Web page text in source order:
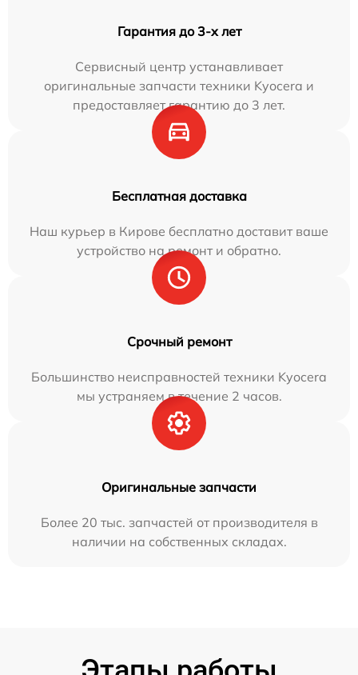
Гарантия до 3-х лет
Сервисный центр устанавливает
оригинальные запчасти техники Kyocera и
предоставляет гарантию до 3 лет.
Бесплатная доставка
Наш курьер в Кирове бесплатно доставит ваше
устройство на ремонт и обратно.
Срочный ремонт
Большинство неисправностей техники Kyocera
мы устраняем в течение 2 часов.
Оригинальные запчасти
Более 20 тыс. запчастей от производителя в
наличии на собственных складах.